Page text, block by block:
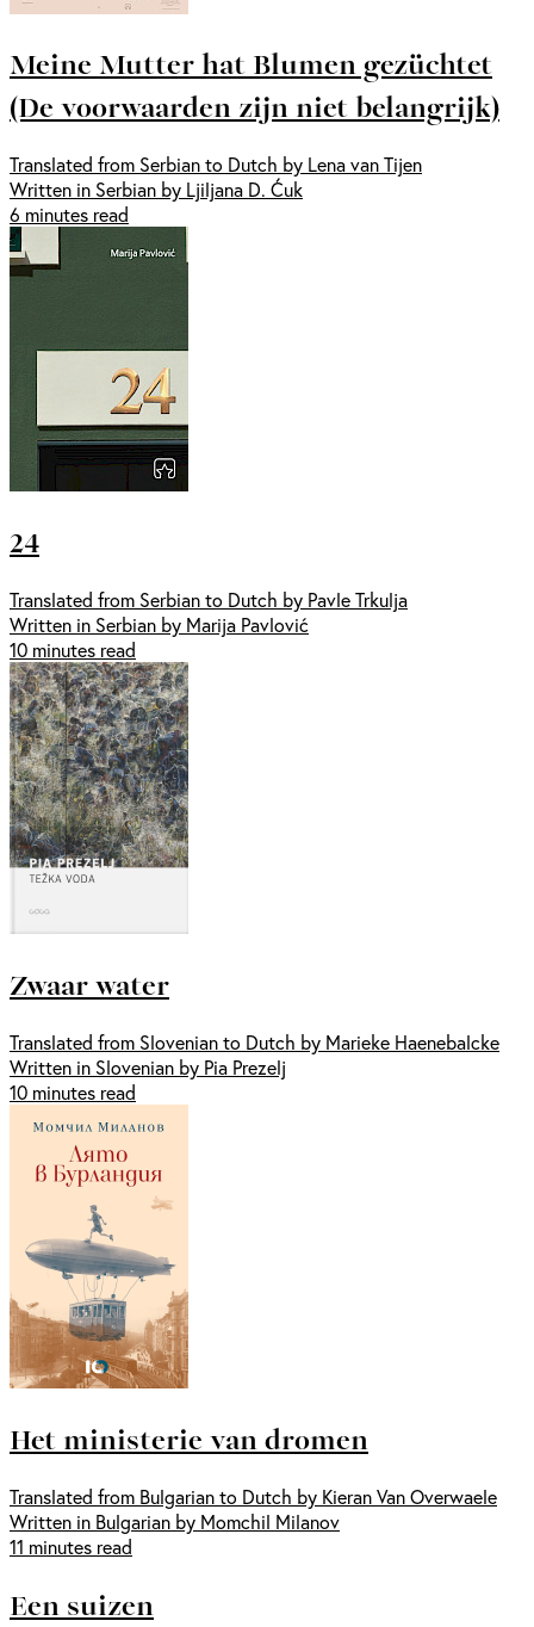
Meine Mutter hat Blumen gezüchtet
(De voorwaarden zijn niet belangrijk)
Translated from Serbian to Dutch by Lena van Tijen
Written in Serbian by Ljiljana D. Ćuk
6 minutes read
24
Translated from Serbian to Dutch by Pavle Trkulja
Written in Serbian by Marija Pavlović
10 minutes read
Zwaar water
Translated from Slovenian to Dutch by Marieke Haenebalcke
Written in Slovenian by Pia Prezelj
10 minutes read
Het ministerie van dromen
Translated from Bulgarian to Dutch by Kieran Van Overwaele
Written in Bulgarian by Momchil Milanov
11 minutes read
Een suizen